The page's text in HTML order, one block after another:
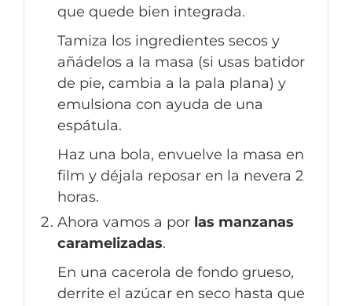
que quede bien integrada.
Tamiza los ingredientes secos y
añádelos a la masa (si usas batidor
de pie, cambia a la pala plana) y
emulsiona con ayuda de una
espátula.
Haz una bola, envuelve la masa en
film y déjala reposar en la nevera 2
horas.
Ahora vamos a por las manzanas
caramelizadas.
En una cacerola de fondo grueso,
derrite el azúcar en seco hasta que